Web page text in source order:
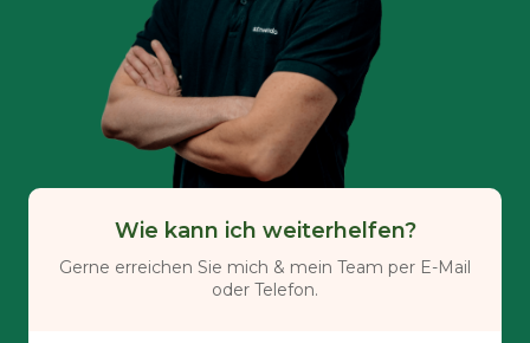
Wie kann ich weiterhelfen?
Gerne erreichen Sie mich & mein Team per E-Mail
oder Telefon.